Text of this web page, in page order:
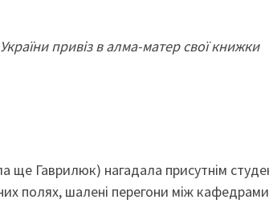
привіз в алма-матер свої книжки
Гаврилюк) нагадала присутнім
полях, шалені перегони між